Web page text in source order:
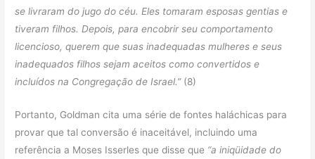
se livraram do jugo do céu. Eles tomaram esposas gentias e
tiveram filhos. Depois, para encobrir seu comportamento
licencioso, querem que suas inadequadas mulheres e seus
inadequados filhos sejam aceitos como convertidos e
incluídos na Congregação de Israel.”(8)
Portanto, Goldman cita uma série de fontes haláchicas para
provar que tal conversão é inaceitável, incluindo uma
referência a Moses Isserles que disse que “a iniqüidade do